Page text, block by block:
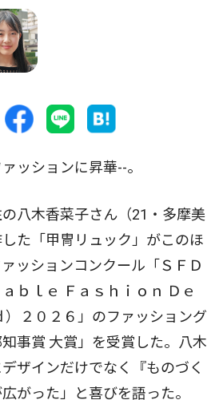
ッションに昇華--。
八木香菜子さん（21・多摩美
た「甲冑リュック」がこのほ
ッションコンクール「ＳＦＤ
ｂｌｅ Ｆａｓｈｉｏｎ Ｄｅ
）２０２６」のファッショング
事賞 大賞」を受賞した。八木
ザインだけでなく『ものづく
がった」と喜びを語った。